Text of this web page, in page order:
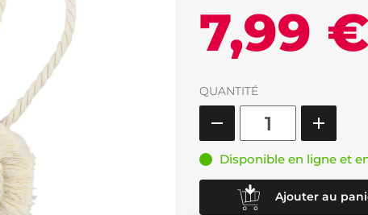
7,99
QUANTITÉ
Disponible en ligne et
Ajouter au